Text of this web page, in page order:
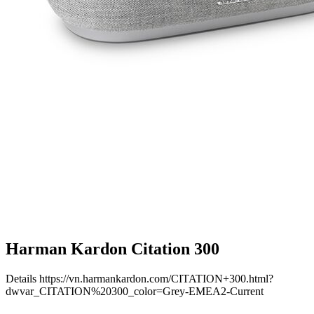
Harman Kardon Citation 300
Details https://vn.harmankardon.com/CITATION+300.html?
dwvar_CITATION%20300_color=Grey-EMEA2-Current